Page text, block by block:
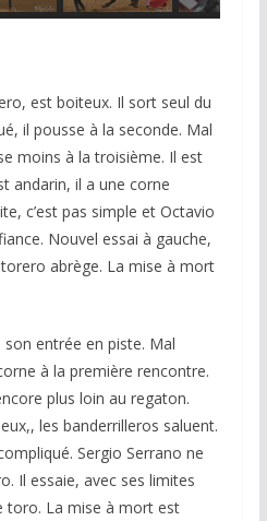
est boiteux. Il sort seul du
il pousse à la seconde. Mal
moins à la troisième. Il est
andarin, il a une corne
c’est pas simple et Octavio
Nouvel essai à gauche,
abrège. La mise à mort
entrée en piste. Mal
à la première rencontre.
plus loin au regaton.
les banderrilleros saluent.
Sergio Serrano ne
Il essaie, avec ses limites
toro. La mise à mort est